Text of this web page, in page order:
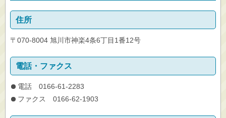
住所
〒070-8004 旭川市神楽4条6丁目1番12号
電話・ファクス
電話 0166-61-2283
ファクス 0166-62-1903